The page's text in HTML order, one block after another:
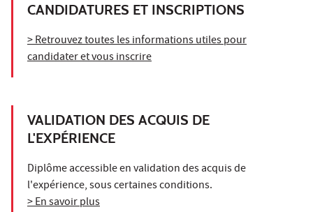
CANDIDATURES ET INSCRIPTIONS
> Retrouvez toutes les informations utiles pour
candidater et vous inscrire
VALIDATION DES ACQUIS DE
L'EXPÉRIENCE
Diplôme accessible en validation des acquis de
l'expérience, sous certaines conditions.
> En savoir plus